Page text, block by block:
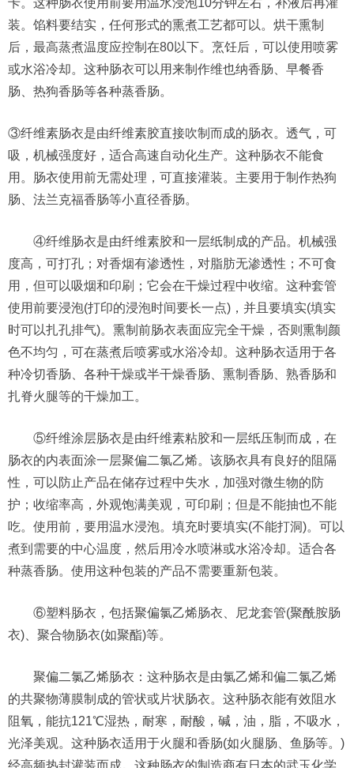
卡。这种肠衣使用前要用温水浸泡10分钟左右，补液后再灌
装。馅料要结实，任何形式的熏煮工艺都可以。烘干熏制
后，最高蒸煮温度应控制在80以下。烹饪后，可以使用喷雾
或水浴冷却。这种肠衣可以用来制作维也纳香肠、早餐香
肠、热狗香肠等各种蒸香肠。
③纤维素肠衣是由纤维素胶直接吹制而成的肠衣。透气，可
吸，机械强度好，适合高速自动化生产。这种肠衣不能食
用。肠衣使用前无需处理，可直接灌装。主要用于制作热狗
肠、法兰克福香肠等小直径香肠。
④纤维肠衣是由纤维素胶和一层纸制成的产品。机械强
度高，可打孔；对香烟有渗透性，对脂肪无渗透性；不可食
用，但可以吸烟和印刷；它会在干燥过程中收缩。这种套管
使用前要浸泡(打印的浸泡时间要长一点)，并且要填实(填实
时可以扎孔排气)。熏制前肠衣表面应完全干燥，否则熏制颜
色不均匀，可在蒸煮后喷雾或水浴冷却。这种肠衣适用于各
种冷切香肠、各种干燥或半干燥香肠、熏制香肠、熟香肠和
扎脊火腿等的干燥加工。
⑤纤维涂层肠衣是由纤维素粘胶和一层纸压制而成，在
肠衣的内表面涂一层聚偏二氯乙烯。该肠衣具有良好的阻隔
性，可以防止产品在储存过程中失水，加强对微生物的防
护；收缩率高，外观饱满美观，可印刷；但是不能抽也不能
吃。使用前，要用温水浸泡。填充时要填实(不能打洞)。可以
煮到需要的中心温度，然后用冷水喷淋或水浴冷却。适合各
种蒸香肠。使用这种包装的产品不需要重新包装。
⑥塑料肠衣，包括聚偏氯乙烯肠衣、尼龙套管(聚酰胺肠
衣)、聚合物肠衣(如聚酯)等。
聚偏二氯乙烯肠衣：这种肠衣是由氯乙烯和偏二氯乙烯
的共聚物薄膜制成的管状或片状肠衣。这种肠衣能有效阻水
阻氧，能抗121℃湿热，耐寒，耐酸，碱，油，脂，不吸水，
光泽美观。这种肠衣适用于火腿和香肠(如火腿肠、鱼肠等。)